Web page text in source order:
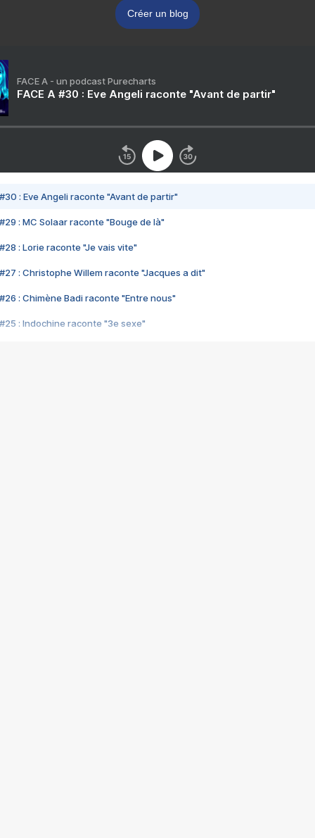
Créer un blog
FACE A - un podcast Purecharts
FACE A #30 : Eve Angeli raconte "Avant de partir"
#30 : Eve Angeli raconte "Avant de partir"
#29 : MC Solaar raconte "Bouge de là"
#28 : Lorie raconte "Je vais vite"
#27 : Christophe Willem raconte "Jacques a dit"
#26 : Chimène Badi raconte "Entre nous"
#25 : Indochine raconte "3e sexe"